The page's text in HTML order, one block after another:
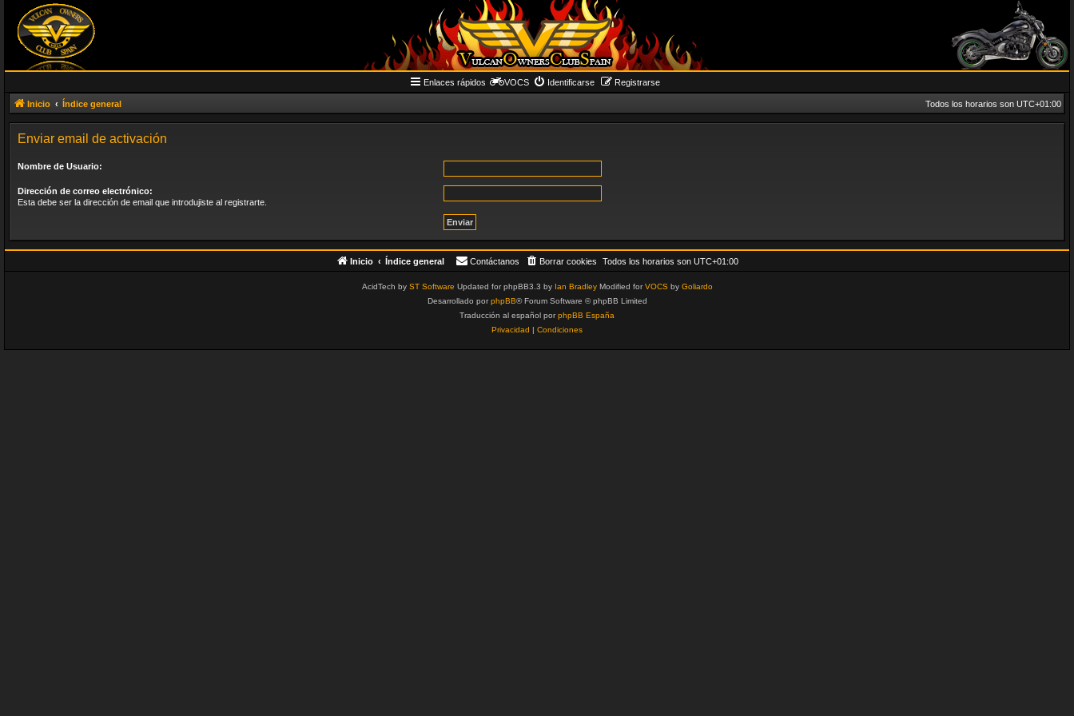
Enlaces rápidos VOCS Identificarse Registrarse
Inicio Índice general Todos los horarios son UTC+01:00
Enviar email de activación
Nombre de Usuario:
Dirección de correo electrónico:
Esta debe ser la dirección de email que introdujiste al registrarte.
Inicio Índice general Todos los horarios son UTC+01:00
Borrar cookies
Contáctanos
AcidTech by ST Software Updated for phpBB3.3 by Ian BradleyModified forVOCSby Goliardo
Desarrollado porphpBB® Forum Software © phpBB Limited
Traducción al español porphpBB España
Privacidad | Condiciones